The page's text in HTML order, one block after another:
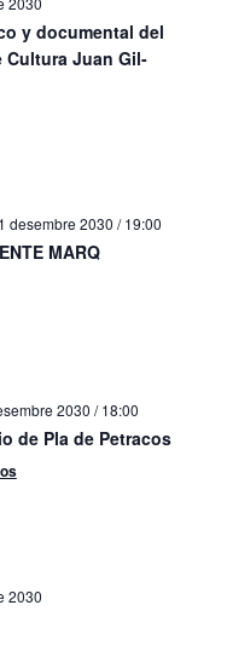
y documental del
Juan Gil-
desembre 2030 / 19:00
MARQ
2030 / 18:00
de Pla de Petracos
2030